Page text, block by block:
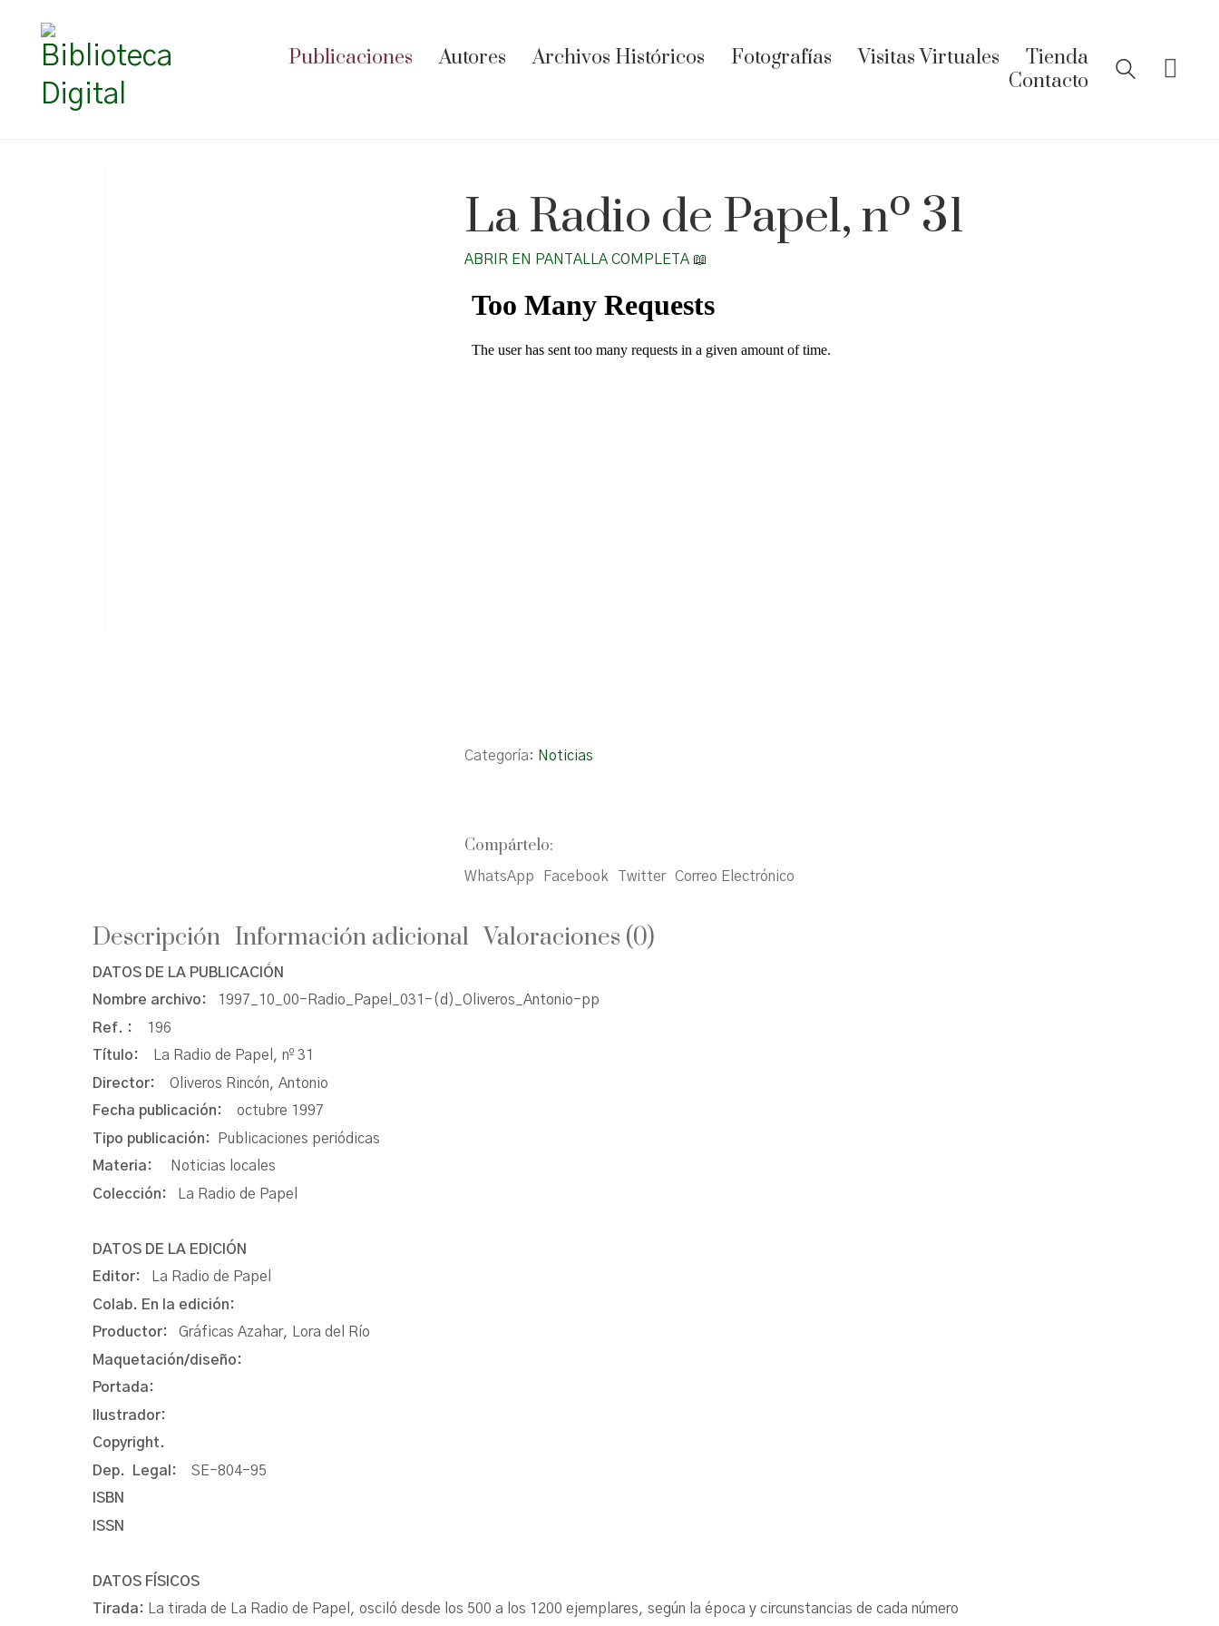
Publicaciones Autores Archivos Históricos Fotografías Visitas Virtuales
Tienda
Contacto
La Radio de Papel, nº 31
ABRIR EN PANTALLA COMPLETA 📖
Categoría: Noticias
Compártelo:
WhatsApp Facebook Twitter Correo Electrónico
Descripción Información adicional Valoraciones (0)
DATOS DE LA PUBLICACIÓN
Nombre archivo:
1997_10_00-Radio_Papel_031-(d)_Oliveros_Antonio-pp
Ref. :
196
Título:
La Radio de Papel, nº 31
Director: Oliveros Rincón, Antonio
Fecha publicación: octubre 1997
Tipo publicación:
Publicaciones periódicas
Materia:
Noticias locales
Colección:
La Radio de Papel
DATOS DE LA EDICIÓN
Editor:
La Radio de Papel
Colab. En la edición:
Productor: Gráficas Azahar, Lora del Río
Maquetación/diseño:
Portada:
Ilustrador:
Copyright.
Dep. Legal: SE-804-95
ISBN
ISSN
DATOS FÍSICOS
Tirada:
La tirada de La Radio de Papel, osciló desde los 500 a los 1200 ejemplares, según la época y circunstancias de cada número